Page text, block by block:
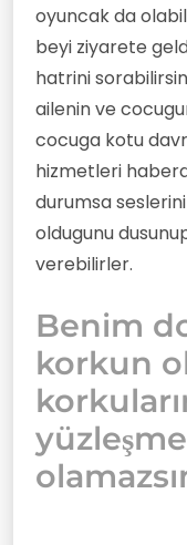
oyuncak da
beyi ziyarete
hatrini
ailenin ve
cocuga kotu
hizmetleri
durumsa
oldugunu
verebilirler.
Benim
korkun